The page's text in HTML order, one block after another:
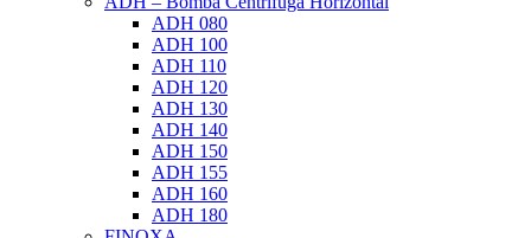
ADH 080
ADH 100
ADH 110
ADH 120
ADH 130
ADH 140
ADH 150
ADH 155
ADH 160
ADH 180